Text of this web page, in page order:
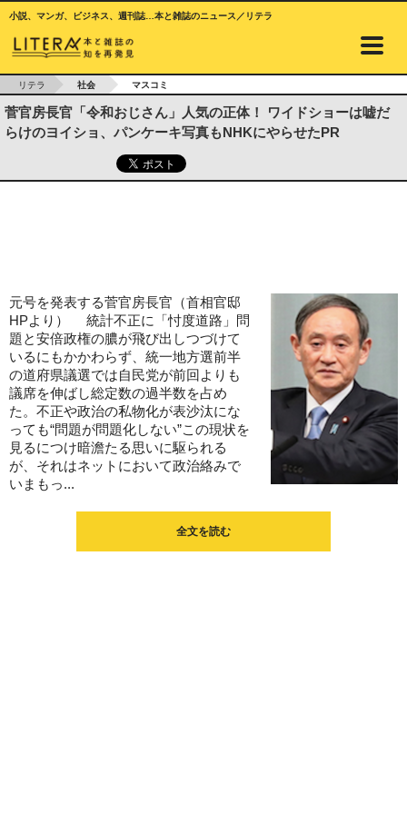
小説、マンガ、ビジネス、週刊誌…本と雑誌のニュース／リテラ
リテラ 社会 マスコミ
菅官房長官「令和おじさん」人気の正体！ ワイドショーは嘘だ
らけのヨイショ、パンケーキ写真もNHKにやらせたPR
元号を発表する菅官房長官（首相官邸
HPより） 統計不正に「忖度道路」問
題と安倍政権の膿が飛び出しつづけて
いるにもかかわらず、統一地方選前半
の道府県議選では自民党が前回よりも
議席を伸ばし総定数の過半数を占め
た。不正や政治の私物化が表沙汰にな
っても“問題が問題化しない”この現状を
見るにつけ暗澹たる思いに駆られる
が、それはネットにおいて政治絡みで
いまもっ...
全文を読む